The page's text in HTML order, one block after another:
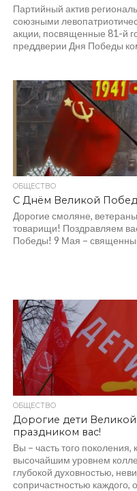
Партийный актив
союзными
акции, посвященные 81-й
преддверии Дня Победы
ОБЩЕСТВО
С Днём Великой
Дорогие смоляне,
товарищи! Поздравляем
Победы! 9 Мая –
ОБЩЕСТВО
Дорогие дети
праздником вас!
Вы – часть того
высочайшим уровнем
глубокой духовностью,
сопричастностью каждого,